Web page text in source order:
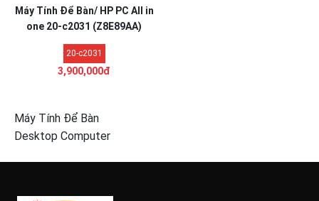
Máy Tính Để Bàn/ HP PC All in
one 20-c2031 (Z8E89AA)
20-c2031
3,900,000đ
Máy Tính Để Bàn
Desktop Computer